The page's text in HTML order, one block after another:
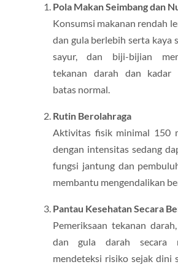
Pola Makan Seimbang dan
Konsumsi makanan rendah
dan gula berlebih serta kaya
sayur, dan biji-bijian
tekanan darah dan kadar
batas normal.
Rutin Berolahraga
Aktivitas fisik minimal 150
dengan intensitas sedang
fungsi jantung dan
membantu mengendalikan
Pantau Kesehatan Secara
Pemeriksaan tekanan
dan gula darah secara
mendeteksi risiko sejak dini